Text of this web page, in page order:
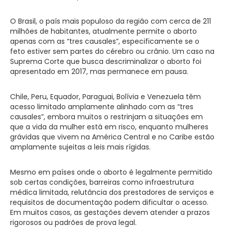
O Brasil, o país mais populoso da região com cerca de 211
milhões de habitantes, atualmente permite o aborto
apenas com as “tres causales”, especificamente se o
feto estiver sem partes do cérebro ou crânio. Um caso na
Suprema Corte que busca descriminalizar o aborto foi
apresentado em 2017, mas permanece em pausa.
Chile, Peru, Equador, Paraguai, Bolívia e Venezuela têm
acesso limitado amplamente alinhado com as “tres
causales”, embora muitos o restrinjam a situações em
que a vida da mulher está em risco, enquanto mulheres
grávidas que vivem na América Central e no Caribe estão
amplamente sujeitas a leis mais rígidas.
Mesmo em países onde o aborto é legalmente permitido
sob certas condições, barreiras como infraestrutura
médica limitada, relutância dos prestadores de serviços e
requisitos de documentação podem dificultar o acesso.
Em muitos casos, as gestações devem atender a prazos
rigorosos ou padrões de prova legal.